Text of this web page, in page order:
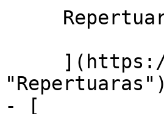
"Repertuaras")
- [